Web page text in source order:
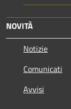
NOVITÀ
Notizie
Comunicati
Avvisi